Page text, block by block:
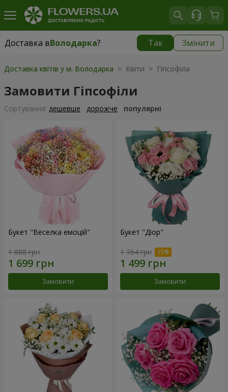
Доставка вВолодарка? Так Змінити
Доставка вВолодарка|
Доставка квітів у м. Володарка > Квіти > Гіпсофіла
Замовити Гіпсофіли
Сортування: дешевше дорожче популярні
Букет "Веселка емоцій"
1 888 грн
Замовити
Букет "Діор"
1 764 грн
Замовити